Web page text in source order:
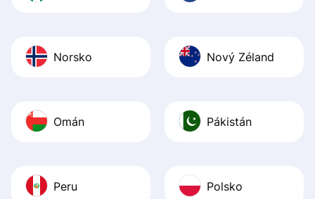
Norsko Nový Zéland
Omán Pákistán
Peru Polsko